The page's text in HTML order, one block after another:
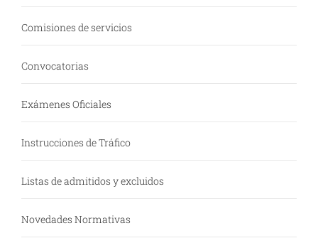
Comisiones de servicios
Convocatorias
Exámenes Oficiales
Instrucciones de Tráfico
Listas de admitidos y excluidos
Novedades Normativas